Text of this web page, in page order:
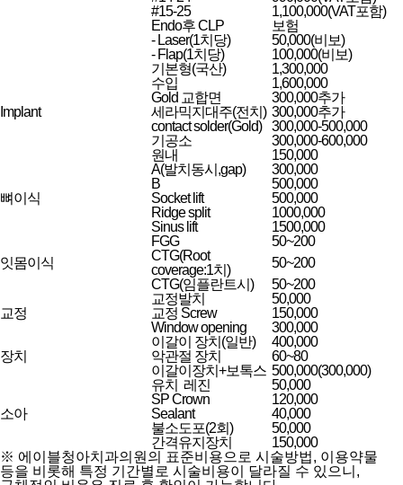
#15-25
1,100,000(VAT포함)
Endo후 CLP
보험
- Laser(1치당)
50,000(비보)
- Flap(1치당)
100,000(비보)
Implant
기본형(국산)
1,300,000
수입
1,600,000
Gold 교합면
300,000추가
세라믹지대주(전치) 300,000추가
contact solder(Gold)
300,000-500,000
기공소
300,000-600,000
원내
150,000
뼈이식
A(발치동시,gap)
300,000
B
500,000
Socket lift
500,000
Ridge split
1000,000
Sinus lift
1500,000
잇몸이식
FGG
50~200
CTG(Root
coverage:1치)
50~200
CTG(임플란트시)
50~200
교정
교정발치
50,000
교정 Screw
150,000
Window opening
300,000
장치
이갈이 장치(일반)
400,000
악관절 장치
60~80
이갈이장치+보톡스 500,000(300,000)
소아
유치 레진
50,000
SP Crown
120,000
Sealant
40,000
불소도포(2회)
50,000
간격유지장치
150,000
※ 에이블청아치과의원의 표준비용으로 시술방법, 이용약물
등을 비롯해 특정 기간별로 시술비용이 달라질 수 있으니,